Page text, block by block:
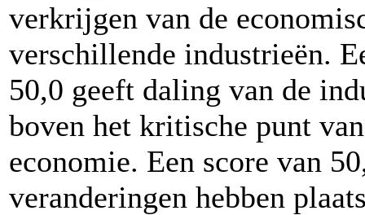
verkrijgen van de
verschillende industrieën.
50,0 geeft daling van de
boven het kritische punt
economie. Een score van
veranderingen hebben